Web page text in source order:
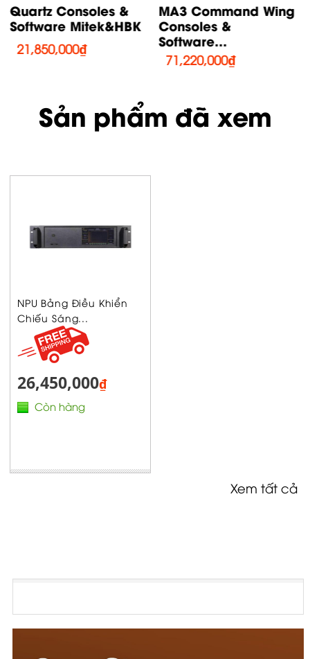
Quartz Consoles &
Software Mitek&HBK
21,850,000₫
MA3 Command Wing
Consoles &
Software...
71,220,000₫
Sản phẩm đã xem
NPU Bảng Điều Khiển
Chiếu Sáng...
26,450,000₫
Còn hàng
Xem tất cả